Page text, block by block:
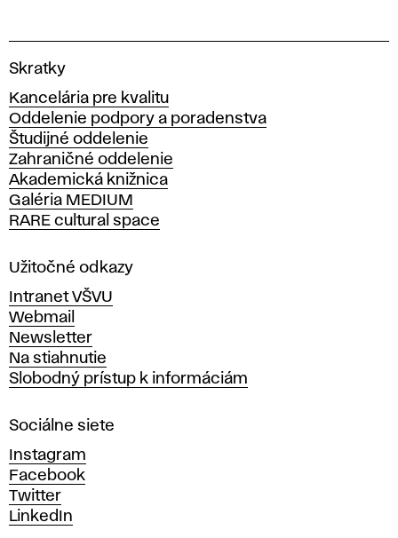
V
s
o
k
á
š
k
o
a
ý
t
v
a
r
ý
c
h
u
m
e
Skratky
Kancelária pre kvalitu
Oddelenie podpory a poradenstva
Študijné oddelenie
Zahraničné oddelenie
Akademická knižnica
Galéria MEDIUM
RARE cultural space
Užitočné odkazy
Intranet VŠVU
Webmail
Newsletter
Na stiahnutie
Slobodný prístup k informáciám
Sociálne siete
Instagram
Facebook
Twitter
LinkedIn